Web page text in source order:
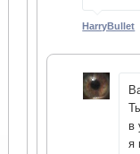
HarryBullet
в
я